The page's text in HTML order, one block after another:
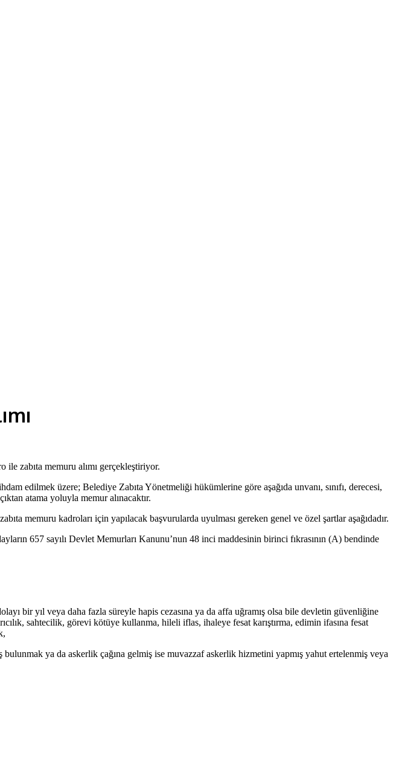
zabıta memuru alımı gerçekleştiriyor.
edilmek üzere; Belediye Zabıta Yönetmeliği hükümlerine göre aşağıda unvanı, sınıfı, derecesi,
atama yoluyla memur alınacaktır.
memuru kadroları için yapılacak başvurularda uyulması gereken genel ve özel şartlar aşağıdadır.
657 sayılı Devlet Memurları Kanunu’nun 48 inci maddesinin birinci fıkrasının (A) bendinde
bir yıl veya daha fazla süreyle hapis cezasına ya da affa uğramış olsa bile devletin güvenliğine
sahtecilik, görevi kötüye kullanma, hileli iflas, ihaleye fesat karıştırma, edimin ifasına fesat
ya da askerlik çağına gelmiş ise muvazzaf askerlik hizmetini yapmış yahut ertelenmiş veya